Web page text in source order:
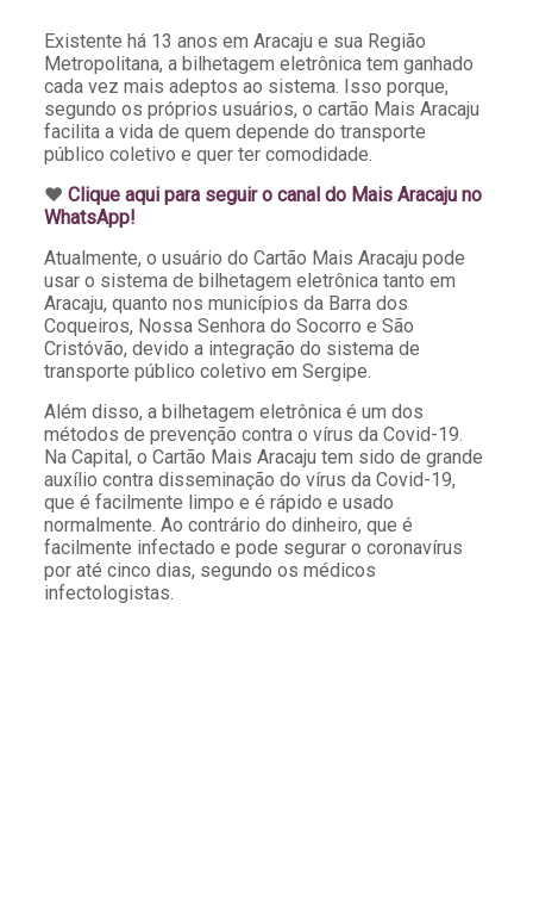
Existente há 13 anos em Aracaju e sua Região
Metropolitana, a bilhetagem eletrônica tem ganhado
cada vez mais adeptos ao sistema. Isso porque,
segundo os próprios usuários, o cartão Mais Aracaju
facilita a vida de quem depende do transporte
público coletivo e quer ter comodidade.
♥️ Clique aqui para seguir o canal do Mais Aracaju no
WhatsApp!
Atualmente, o usuário do Cartão Mais Aracaju pode
usar o sistema de bilhetagem eletrônica tanto em
Aracaju, quanto nos municípios da Barra dos
Coqueiros, Nossa Senhora do Socorro e São
Cristóvão, devido a integração do sistema de
transporte público coletivo em Sergipe.
Além disso, a bilhetagem eletrônica é um dos
métodos de prevenção contra o vírus da Covid-19.
Na Capital, o Cartão Mais Aracaju tem sido de grande
auxílio contra disseminação do vírus da Covid-19,
que é facilmente limpo e é rápido e usado
normalmente. Ao contrário do dinheiro, que é
facilmente infectado e pode segurar o coronavírus
por até cinco dias, segundo os médicos
infectologistas.